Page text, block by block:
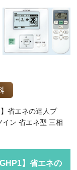
省エネの達人プ
ン 省エネ型 三相
】省エネの